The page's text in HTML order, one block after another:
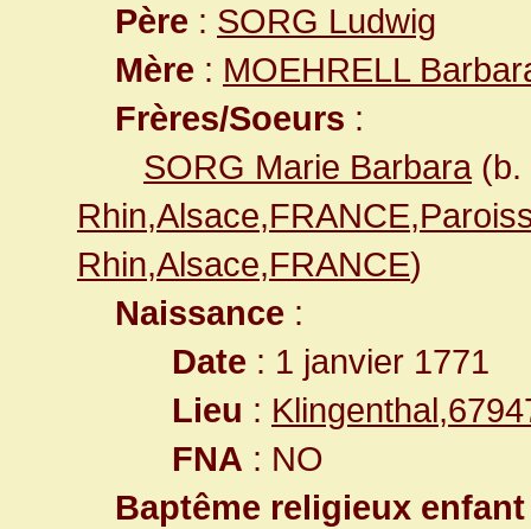
Père : SORG Ludwig
Mère : MOEHRELL
Frères/Soeurs :
SORG Marie Barbara(b.
Rhin,Alsace,FRANCE)
Naissance :
Date : 1 janvier 1771
Lieu :
FNA : NO
Baptême religieux enfant